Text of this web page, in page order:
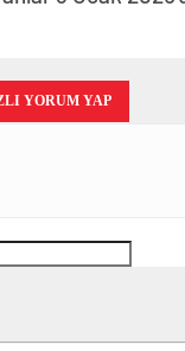
YORUM YAP